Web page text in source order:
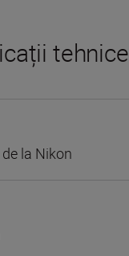
tehnice
la Nikon